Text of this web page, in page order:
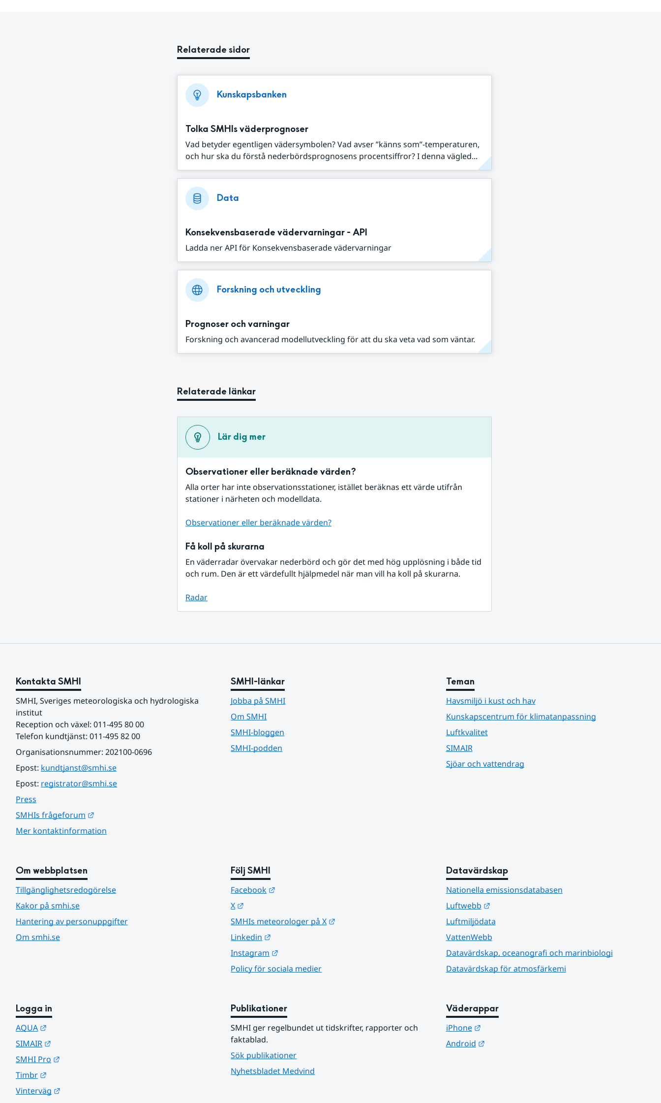
Relaterade sidor
Kunskapsbanken
Tolka SMHIs väderprognoser
Vad betyder egentligen vädersymbolen? Vad avser ”känns som”-temperaturen,
och hur ska du förstå nederbördsprognosens procentsiffror? I denna vägled...
Data
Konsekvensbaserade vädervarningar - API
Ladda ner API för Konsekvensbaserade vädervarningar
Forskning och utveckling
Prognoser och varningar
Forskning och avancerad modellutveckling för att du ska veta vad som väntar.
Relaterade länkar
Lär dig mer
Observationer eller beräknade värden?
Alla orter har inte observationsstationer, istället beräknas ett värde utifrån
stationer i närheten och modelldata.
Observationer eller beräknade värden?
Få koll på skurarna
En väderradar övervakar nederbörd och gör det med hög upplösning i både tid
och rum. Den är ett värdefullt hjälpmedel när man vill ha koll på skurarna.
Radar
Kontakta SMHI
SMHI, Sveriges meteorologiska och hydrologiska
institut
Reception och växel: 011-495 80 00
Telefon kundtjänst: 011-495 82 00
Organisationsnummer: 202100-0696
Epost: kundtjanst@smhi.se
Epost: registrator@smhi.se
Press
SMHIs frågeforum
Mer kontaktinformation
SMHI-länkar
Jobba på SMHI
Om SMHI
SMHI-bloggen
SMHI-podden
Teman
Havsmiljö i kust och hav
Kunskapscentrum för klimatanpassning
Luftkvalitet
SIMAIR
Sjöar och vattendrag
Om webbplatsen
Tillgänglighetsredogörelse
Kakor på smhi.se
Hantering av personuppgifter
Om smhi.se
Följ SMHI
Facebook
X
SMHIs meteorologer på X
Linkedin
Instagram
Policy för sociala medier
Datavärdskap
Nationella emissionsdatabasen
Luftwebb
Länk till annan webbplats.
Luftmiljödata
VattenWebb
Datavärdskap, oceanografi och marinbiologi
Datavärdskap för atmosfärkemi
Logga in
AQUA
SIMAIR
SMHI Pro
Timbr
Vinterväg
Publikationer
SMHI ger regelbundet ut tidskrifter, rapporter och
faktablad.
Sök publikationer
Nyhetsbladet Medvind
Väderappar
iPhone
Länk till annan webbplats.
Android
Länk till annan webbplats.